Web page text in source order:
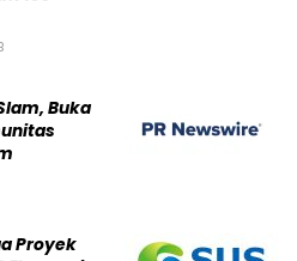
Buka
Proyek